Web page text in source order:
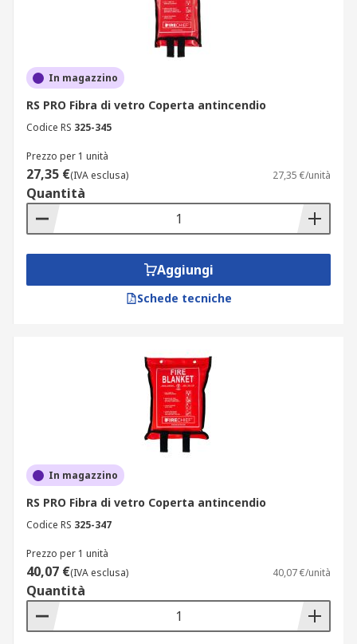
In magazzino
RS PRO Fibra di vetro Coperta antincendio
Codice RS 325-345
Prezzo per 1 unità
27,35 €(IVA esclusa) 27,35 €/unità
Quantità
Aggiungi
Schede tecniche
In magazzino
RS PRO Fibra di vetro Coperta antincendio
Codice RS 325-347
Prezzo per 1 unità
40,07 €(IVA esclusa) 40,07 €/unità
Quantità